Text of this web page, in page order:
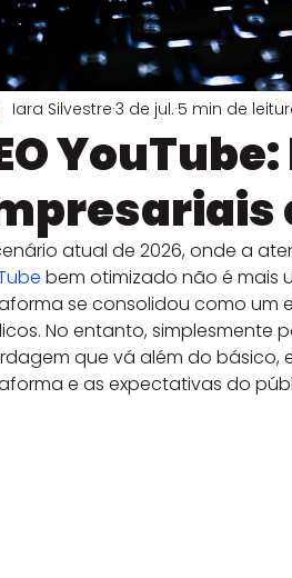
ao Vivo Sobre Instagram
Iara Silvestre 3 de jul. 5 min de
atual de 2026, onde a
bem otimizado não é mais
se consolidou como um
No entanto, simplesmente
que vá além do básico,
e as expectativas do